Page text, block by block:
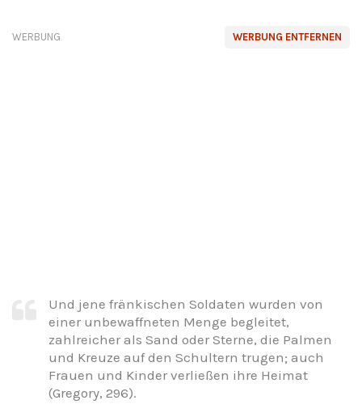
WERBUNG ENTFERNEN
WERBUNG
Und jene fränkischen Soldaten wurden von
einer unbewaffneten Menge begleitet,
zahlreicher als Sand oder Sterne, die Palmen
und Kreuze auf den Schultern trugen; auch
Frauen und Kinder verließen ihre Heimat
(Gregory, 296).